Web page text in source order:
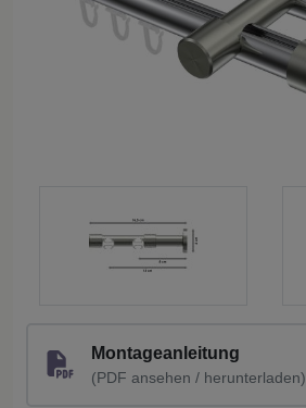
Montageanleitung
(PDF ansehen / herunterladen)